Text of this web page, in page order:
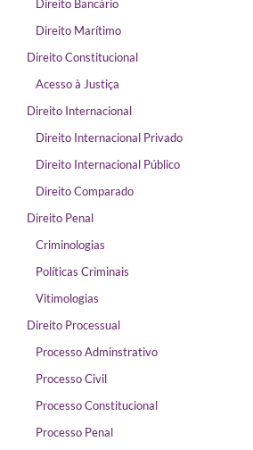
Direito Bancário
Direito Marítimo
Direito Constitucional
Acesso à Justiça
Direito Internacional
Direito Internacional Privado
Direito Internacional Público
Direito Comparado
Direito Penal
Criminologias
Políticas Criminais
Vitimologias
Direito Processual
Processo Adminstrativo
Processo Civil
Processo Constitucional
Processo Penal